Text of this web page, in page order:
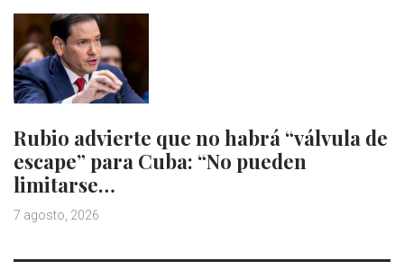
Rubio advierte que no habrá “válvula de
escape” para Cuba: “No pueden
limitarse…
7 agosto, 2026